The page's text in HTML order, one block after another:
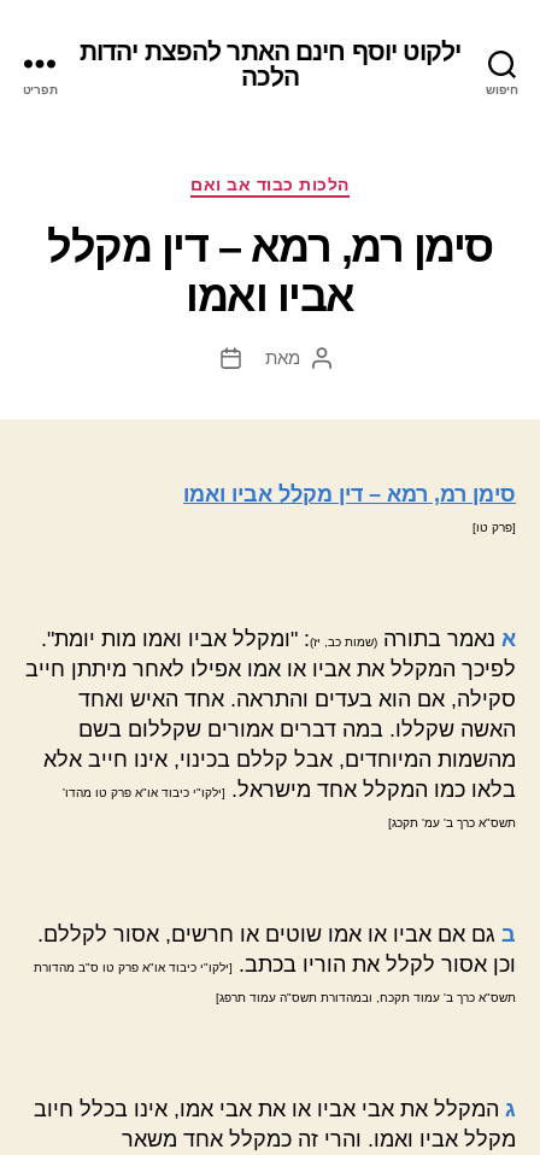
חיפוש
ילקוט יוסף חינם האתר להפצת יהדות
הלכה
תפריט
קטגוריות
הלכות כבוד אב ואם
סימן רמ, רמא – דין מקלל
אביו ואמו
המחבר
מאת
תאריך
סימן רמ, רמא – דין מקלל אביו ואמו
[פרק טו]
א נאמר בתורה (שמות כב, יז): "ומקלל אביו ואמו מות יומת".
לפיכך המקלל את אביו או אמו אפילו לאחר מיתתן חייב
סקילה, אם הוא בעדים והתראה. אחד האיש ואחד
האשה שקללו. במה דברים אמורים שקללום בשם
מהשמות המיוחדים, אבל קללם בכינוי, אינו חייב אלא
בלאו כמו המקלל אחד מישראל.
[ילקו"י כיבוד או"א פרק טו מהדו'
תשס"א כרך ב' עמ' תקכג]
ב גם אם אביו או אמו שוטים או חרשים, אסור לקללם.
וכן אסור לקלל את הוריו בכתב.
[ילקו"י כיבוד או"א פרק טו ס"ב מהדורת
תשס"א כרך ב' עמוד תקכח, ובמהדורת תשס"ה עמוד תרפג]
ג המקלל את אבי אביו או את אבי אמו, אינו בכלל חיוב
מקלל אביו ואמו. והרי זה כמקלל אחד משאר